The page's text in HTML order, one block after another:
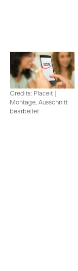
Credits: Placeit |
Montage, Ausschnitt
bearbeitet